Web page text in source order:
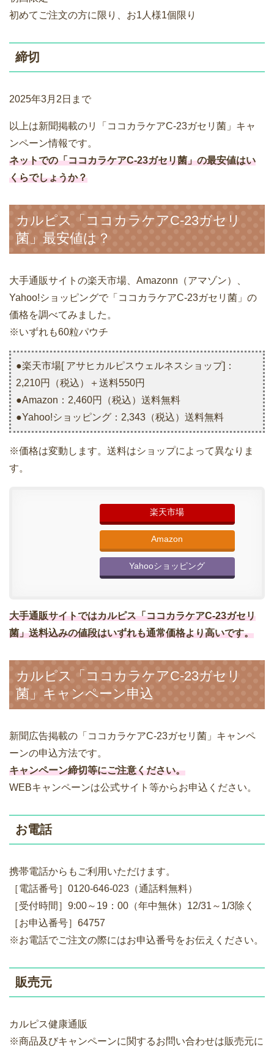
初めてご注文の方に限り、お1人様1個限り
締切
2025年3月2日まで
以上は新聞掲載のリ「ココカラケアC-23ガセリ菌」キャ
ンペーン情報です。
ネットでの「ココカラケアC-23ガセリ菌」の最安値はい
くらでしょうか？
カルピス「ココカラケアC-23ガセリ
菌」最安値は？
大手通販サイトの楽天市場、Amazonn（アマゾン）、
Yahoo!ショッピングで「ココカラケアC-23ガセリ菌」の
価格を調べてみました。
※いずれも60粒パウチ
●楽天市場[ アサヒカルピスウェルネスショップ]：
2,210円（税込）＋送料550円
●Amazon：2,460円（税込）送料無料
●Yahoo!ショッピング：2,343（税込）送料無料
※価格は変動します。送料はショップによって異なりま
す。
楽天市場
Amazon
Yahooショッピング
大手通販サイトではカルピス「ココカラケアC-23ガセリ
菌」送料込みの値段はいずれも通常価格より高いです。
カルピス「ココカラケアC-23ガセリ
菌」キャンペーン申込
新聞広告掲載の「ココカラケアC-23ガセリ菌」キャンペ
ーンの申込方法です。
キャンペーン締切等にご注意ください。
WEBキャンペーンは公式サイト等からお申込ください。
お電話
携帯電話からもご利用いただけます。
［電話番号］0120-646-023（通話料無料）
［受付時間］9:00～19：00（年中無休）12/31～1/3除く
［お申込番号］64757
※お電話でご注文の際にはお申込番号をお伝えください。
販売元
カルピス健康通販
※商品及びキャンペーンに関するお問い合わせは販売元に